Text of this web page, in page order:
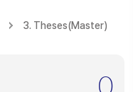
3. Theses(Master)
0